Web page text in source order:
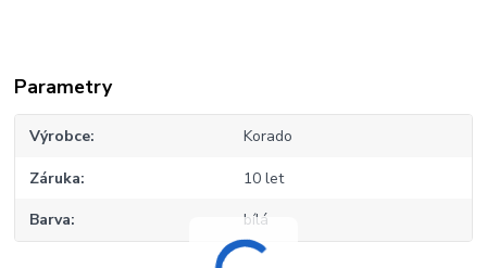
Parametry
Výrobce Korado
Záruka 10 let
Barva bílá